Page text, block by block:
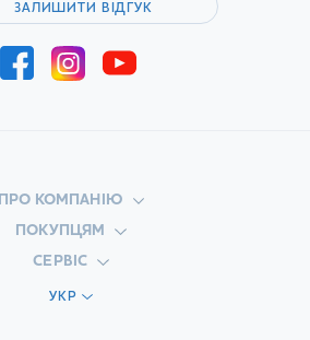
ЗАЛИШИТИ ВІДГУК
ПРО КОМПАНІЮ
ПОКУПЦЯМ
СЕРВІС
УКР